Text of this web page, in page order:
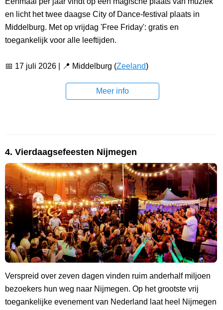
en licht het twee daagse City of Dance-festival plaats in
Middelburg. Met op vrijdag 'Free Friday': gratis en
toegankelijk voor alle leeftijden.
📅 17 juli 2026 | 📍 Middelburg (Zeeland)
Meer info
4. Vierdaagsefeesten Nijmegen
Verspreid over zeven dagen vinden ruim anderhalf miljoen
bezoekers hun weg naar Nijmegen. Op het grootste vrij
toegankelijke evenement van Nederland laat heel Nijmegen